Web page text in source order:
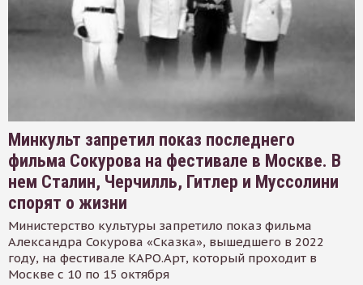
Минкульт запретил показ последнего
фильма Сокурова на фестивале в Москве. В
нем Сталин, Черчилль, Гитлер и Муссолини
спорят о жизни
Министерство культуры запретило показ фильма
Александра Сокурова «Сказка», вышедшего в 2022
году, на фестивале КАРО.Арт, который проходит в
Москве с 10 по 15 октября